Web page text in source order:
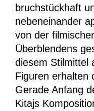
bruchstückhaft
nebeneinander
von der
Überblendens
diesem Stilmittel
Figuren erhalten
Gerade Anfang
Kitajs